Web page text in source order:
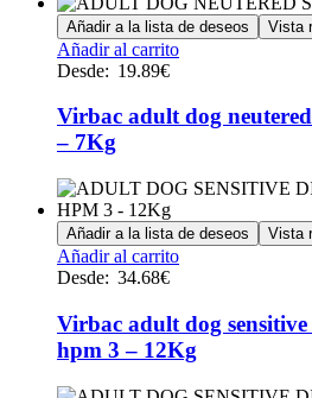
se
pueden
elegir
página
Añadir a la lista de deseos Vista
Añadir al carritoEste
múltiples
variantes.
se
pueden
elegir
en
de
producto
Desde: 19.89€
Virbac adult dog
– 7Kg
Añadir a la lista de deseos Vista
Añadir al carritoEste
múltiples
variantes.
Las
Desde: 34.68€
Virbac adult dog
hpm 3 – 12Kg